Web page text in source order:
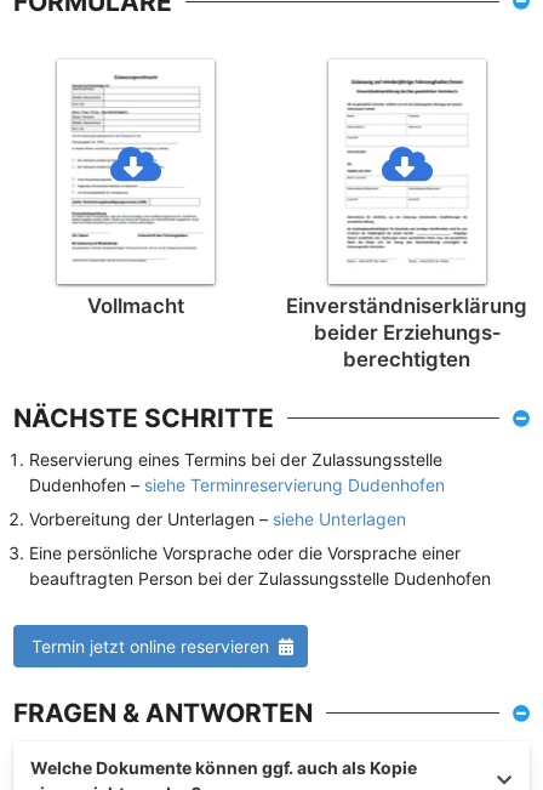
Vollmacht
Einverständnis­erklärung
beider Erziehungs­
berechtigten
NÄCHSTE SCHRITTE
Reservierung eines Termins bei der Zulassungsstelle
Dudenhofen – siehe Terminreservierung Dudenhofen
Vorbereitung der Unterlagen – siehe Unterlagen
Eine persönliche Vorsprache oder die Vorsprache einer
beauftragten Person bei der Zulassungsstelle Dudenhofen
Termin jetzt online reservieren
FRAGEN & ANTWORTEN
Welche Dokumente können ggf. auch als Kopie